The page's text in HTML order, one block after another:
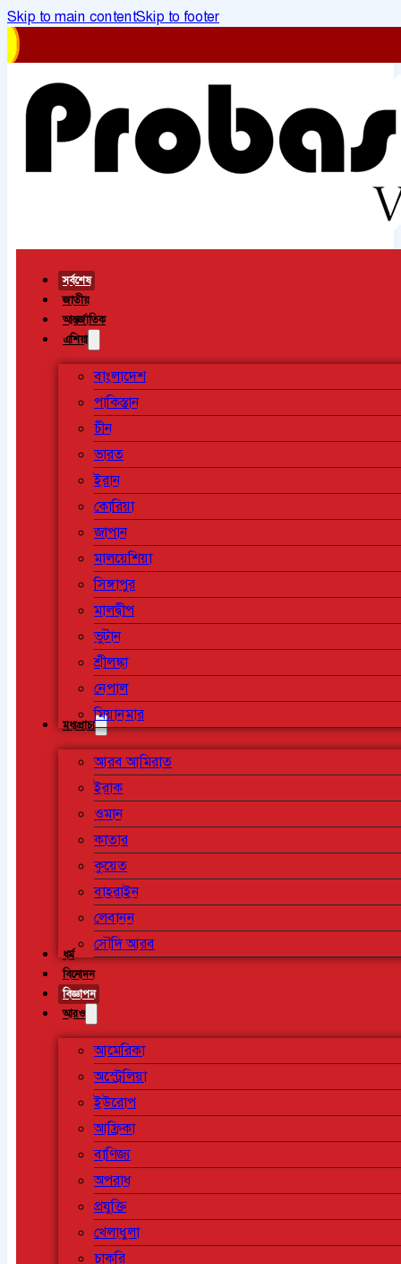
Skip to main contentSkip to footer
সর্বশেষ
জাতীয়
আন্তর্জাতিক
এশিয়া
বাংলাদেশ
পাকিস্তান
চীন
ভারত
ইরান
কোরিয়া
জাপান
মালয়েশিয়া
সিঙ্গাপুর
মালদ্বীপ
ভুটান
শ্রীলঙ্কা
নেপাল
মিয়ানমার
মধ্যপ্রাচ্য
আরব আমিরাত
ইরাক
ওমান
কাতার
কুয়েত
বাহরাইন
লেবানন
সৌদি আরব
ধর্ম
বিনোদন
বিজ্ঞাপন
আরও
আমেরিকা
অস্ট্রেলিয়া
ইউরোপ
আফ্রিকা
বাণিজ্য
অপরাধ
প্রযুক্তি
খেলাধুলা
চাকরি